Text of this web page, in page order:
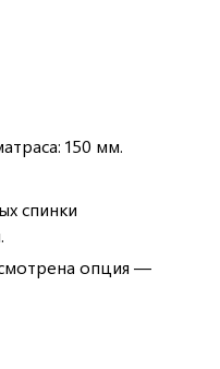
150 мм.
спинки
опция —